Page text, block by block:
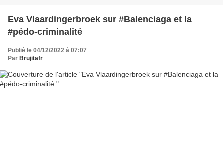
Eva Vlaardingerbroek sur #Balenciaga et la
#pédo-criminalité
Publié le 04/12/2022 à 07:07
Par Brujitafr